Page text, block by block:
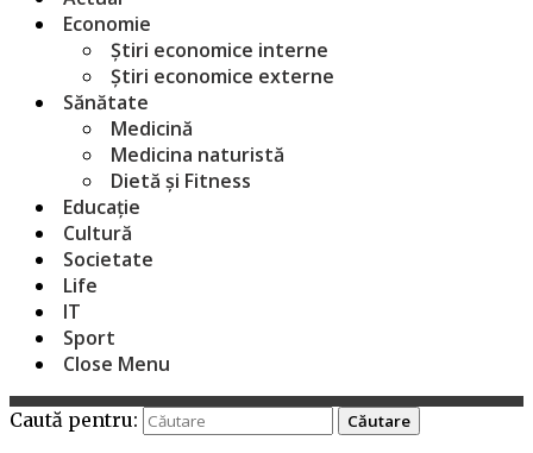
Economie
Știri economice interne
Știri economice externe
Sănătate
Medicină
Medicina naturistă
Dietă și Fitness
Educație
Cultură
Societate
Life
IT
Sport
Close Menu
Caută pentru: